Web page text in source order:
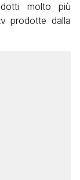
molto più
prodotte dalla